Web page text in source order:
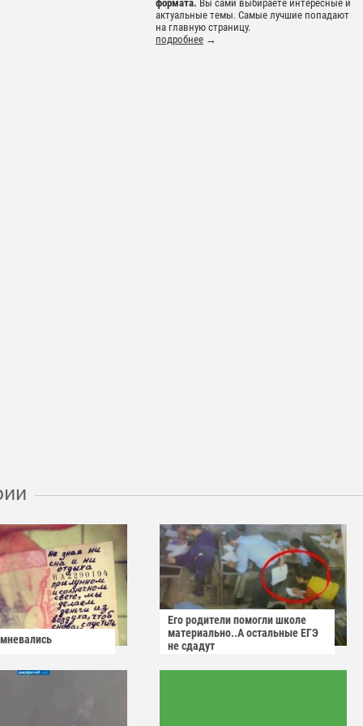
формата. Вы сами выбираете интересные и
актуальные темы. Самые лучшие попадают
на главную страницу.
подробнее →
Его родители помогли школе
материально..А остальные ЕГЭ
не сдадут